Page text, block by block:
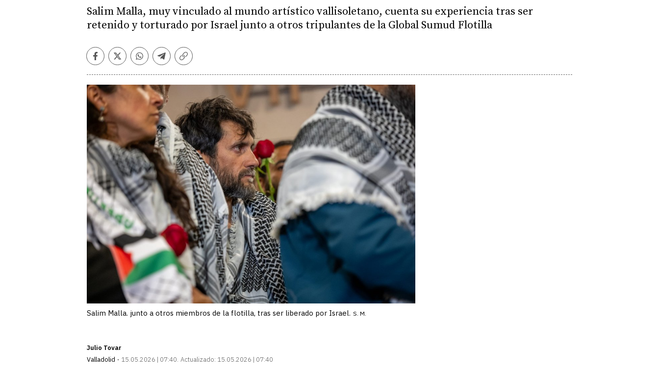
Salim Malla, muy vinculado al mundo artístico vallisoletano, cuenta su experiencia tras ser
retenido y torturado por Israel junto a otros tripulantes de la Global Sumud Flotilla
Facebook
TwitterWhatsapp
Telegram
Copiar
Salim Malla. junto a otros miembros de la flotilla, tras ser liberado por Israel. S. M.
Julio Tovar
Valladolid
15.05.2026 | 07:40 Actualizado: 15.05.2026 | 07:40